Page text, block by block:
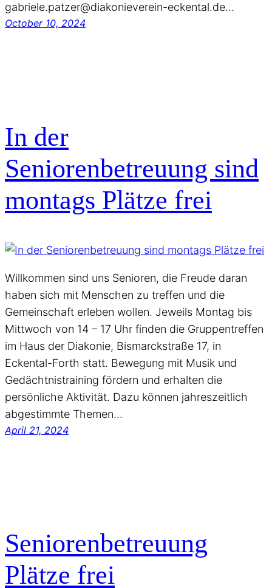
gabriele.patzer@diakonieverein-eckental.de…
October 10, 2024
In der
Seniorenbetreuung sind
montags Plätze frei
Willkommen sind uns Senioren, die Freude daran
haben sich mit Menschen zu treffen und die
Gemeinschaft erleben wollen. Jeweils Montag bis
Mittwoch von 14 – 17 Uhr finden die Gruppentreffen
im Haus der Diakonie, Bismarckstraße 17, in
Eckental-Forth statt. Bewegung mit Musik und
Gedächtnistraining fördern und erhalten die
persönliche Aktivität. Dazu können jahreszeitlich
abgestimmte Themen…
April 21, 2024
Seniorenbetreuung
Plätze frei